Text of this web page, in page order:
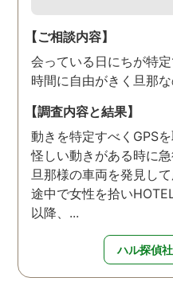
【ご相談内容】
会っている日にちが特
時間に自由がきく旦那
【調査内容と結果】
動きを特定すべくGPS
怪しい動きがある時に急
旦那様の車両を発見して
途中で女性を拾いHOTEL
以降、...
ハル探偵